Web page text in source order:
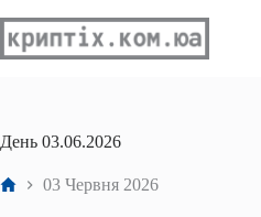
до
вмісту
День 03.06.2026
Головна
03 Червня 2026